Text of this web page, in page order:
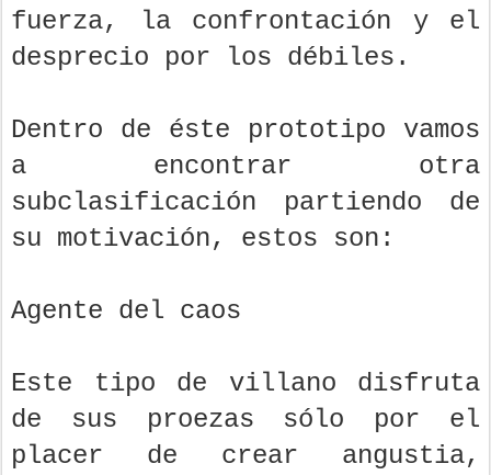
fuerza, la confrontación y el
desprecio por los débiles.
Dentro de éste prototipo vamos
a encontrar otra
subclasificación partiendo de
su motivación, estos son:
Agente del caos
Este tipo de villano disfruta
de sus proezas sólo por el
placer de crear angustia,